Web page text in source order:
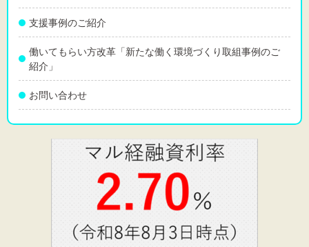
黒 白 黄
支援事例のご紹介
働いてもらい方改革「新たな働く環境づくり取組事例のご
紹介」
お問い合わせ